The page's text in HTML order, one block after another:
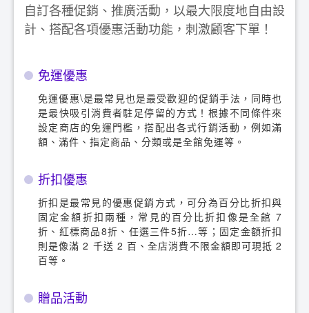
自訂各種促銷、推廣活動，以最大限度地自由設
計、搭配各項優惠活動功能，刺激顧客下單！
免運優惠
免運優惠\是最常見也是最受歡迎的促銷手法，同時也
是最快吸引消費者駐足停留的方式！根據不同條件來
設定商店的免運門檻，搭配出各式行銷活動，例如滿
額、滿件、指定商品、分類或是全館免運等。
折扣優惠
折扣是最常見的優惠促銷方式，可分為百分比折扣與
固定金額折扣兩種，常見的百分比折扣像是全館 7
折、紅標商品8折、任選三件5折…等；固定金額折扣
則是像滿 2 千送 2 百、全店消費不限金額即可現抵 2
百等。
贈品活動